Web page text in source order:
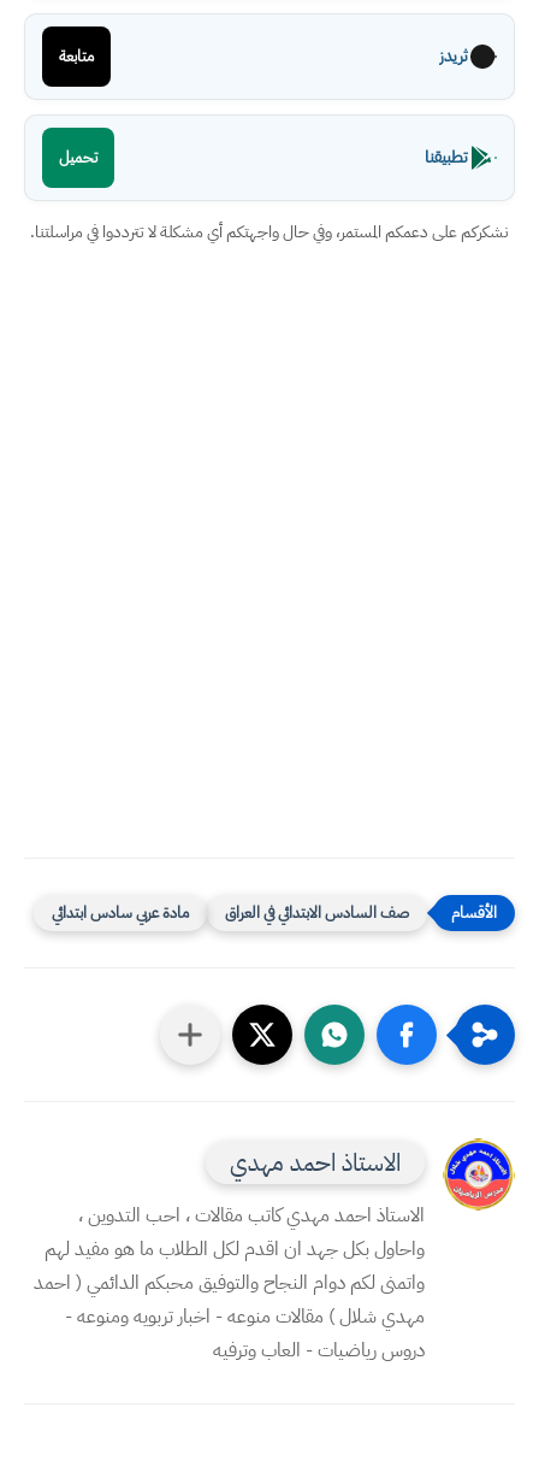
ثريدز متابعة
تطبيقنا تحميل
نشكركم على دعمكم المستمر، وفي حال واجهتكم أي مشكلة لا تترددوا في مراسلتنا.
صف السادس الابتدائي في العراق مادة عربي سادس ابتدائي
الاستاذ احمد مهدي
الاستاذ احمد مهدي كاتب مقالات ، احب التدوين ،
واحاول بكل جهد ان اقدم لكل الطلاب ما هو مفيد لهم
واتمنى لكم دوام النجاح والتوفيق محبكم الدائمي ( احمد
مهدي شلال ) مقالات منوعه - اخبار تربويه ومنوعه -
دروس رياضيات - العاب وترفيه